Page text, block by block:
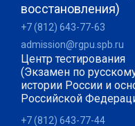
восстановления)
+7 (812) 643-77-63
admission@rgpu.spb.ru
Центр тестирования
(Экзамен по
истории России и
Российской
+7 (812) 643-77-44